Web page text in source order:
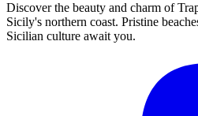
Discover the beauty and charm of
Sicily's northern coast. Pristine
Sicilian culture await you.